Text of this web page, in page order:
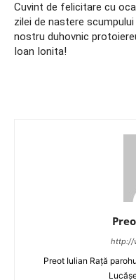
Cuvint de felicitare cu
zilei de nastere scumpului
nostru duhovnic
Ioan Ionita!
http://
Preot Iulian Rață